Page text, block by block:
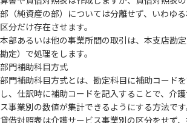
部（純資産の部）については分離せず、いわゆ
区分だけ存在させます。
本部あるいは他の事業所間の取引は、本支店勘
勘定）で処理をします。
部門補助科目方式
部門補助科目方式とは、勘定科目に補助コード
し、仕訳時に補助コードを記入することで、介
ス事業別の数値が集計できるようにする方法です
貸借対照表は介護サービス事業別の区分をせず